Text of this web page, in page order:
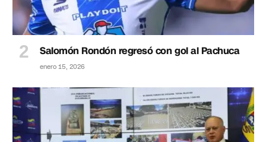
Salomón Rondón regresó con gol al Pachuca
enero 15, 2026